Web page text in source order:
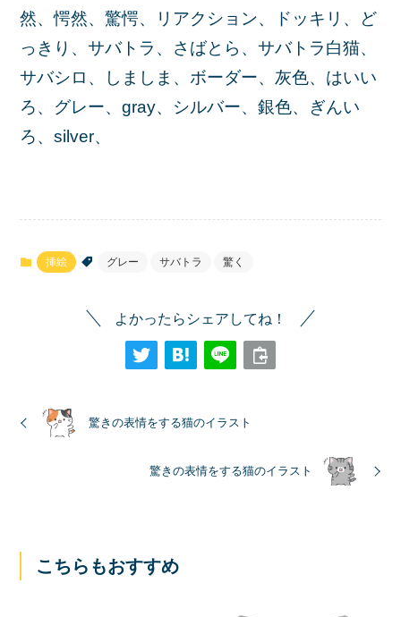
然、愕然、驚愕、リアクション、ドッキリ、ど
っきり、サバトラ、さばとら、サバトラ白猫、
サバシロ、しましま、ボーダー、灰色、はいい
ろ、グレー、gray、シルバー、銀色、ぎんい
ろ、silver、
挿絵 グレー サバトラ 驚く
よかったらシェアしてね！
驚きの表情をする猫のイラスト
驚きの表情をする猫のイラスト
こちらもおすすめ